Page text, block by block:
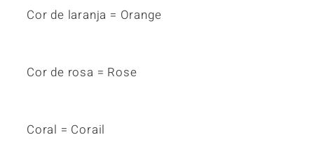
Cor de laranja = Orange
Cor de rosa = Rose
Coral = Corail